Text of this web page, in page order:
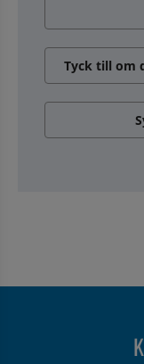
Tyck till om